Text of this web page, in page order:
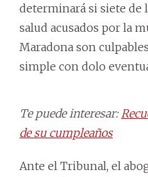
determinará si siete de
salud acusados por la
Maradona son
simple con dolo
Te puede interesar:
de su cumpleaños
Ante el Tribunal, el